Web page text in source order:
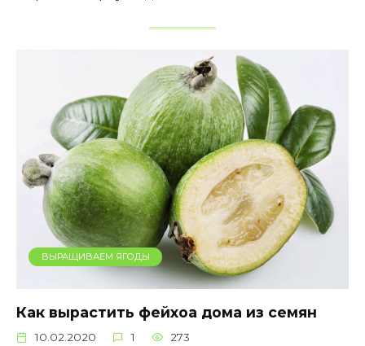
ВЫРАЩИВАЕМ ЯГОДЫ
Как вырастить фейхоа дома из семян
10.02.2020 1 273